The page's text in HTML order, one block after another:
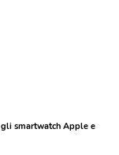
smartwatch Apple e